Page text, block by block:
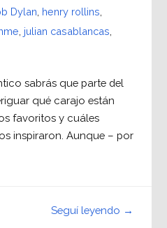
Dylan henry rollins
julian casablancas
sabrás que parte del
qué carajo están
favoritos y cuáles
inspiraron. Aunque – por
Seguí leyendo →